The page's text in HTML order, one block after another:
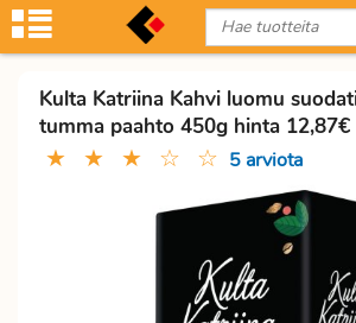
Kulta Katriina Kahvi luomu
tumma paahto 450g hinta 12,87€
★ ★ ★ ☆ ☆ 5 arviota